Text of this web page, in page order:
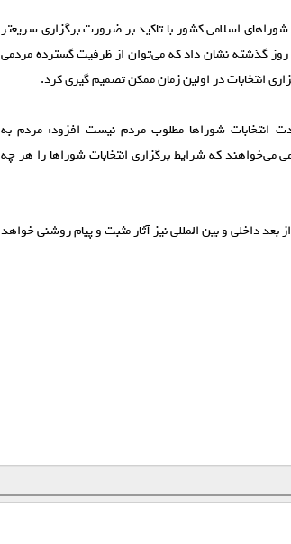
اسلامی کشور با تاکید بر ضرورت برگزاری سریعتر
گذشته نشان داد که می‌توان از ظرفیت گسترده مردمی
انتخابات در اولین زمان ممکن تصمیم گیری کرد.
انتخابات شورا‌ها مطلوب مردم نیست افزود: مردم به
که شرایط برگزاری انتخابات شورا‌ها را هر چه
بعد داخلی و بین المللی نیز آثار مثبت و پیام روشنی خواهد